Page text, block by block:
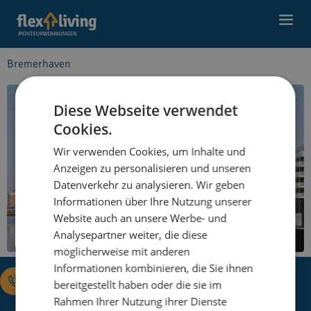
treści
Bremerhaven
Diese Webseite verwendet
Cookies.
Wir verwenden Cookies, um Inhalte und
Anzeigen zu personalisieren und unseren
Datenverkehr zu analysieren. Wir geben
Informationen über Ihre Nutzung unserer
Website auch an unsere Werbe- und
Analysepartner weiter, die diese
möglicherweise mit anderen
Informationen kombinieren, die Sie ihnen
bereitgestellt haben oder die sie im
Rahmen Ihrer Nutzung ihrer Dienste